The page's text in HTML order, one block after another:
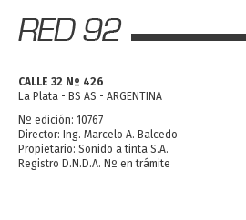
CALLE 32 Nº 426
La Plata - BS AS - ARGENTINA
Nº edición: 10767
Director: Ing. Marcelo A. Balcedo
Propietario: Sonido a tinta S.A.
Registro D.N.D.A. Nº en trámite